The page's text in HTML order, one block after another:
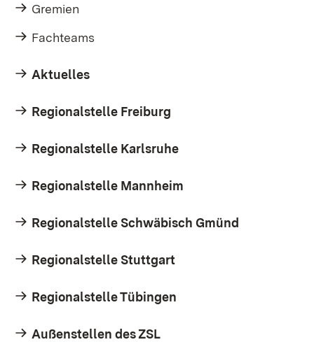
Gremien
Fachteams
Aktuelles
Regionalstelle Freiburg
Regionalstelle Karlsruhe
Regionalstelle Mannheim
Regionalstelle Schwäbisch Gmünd
Regionalstelle Stuttgart
Regionalstelle Tübingen
Außenstellen des ZSL